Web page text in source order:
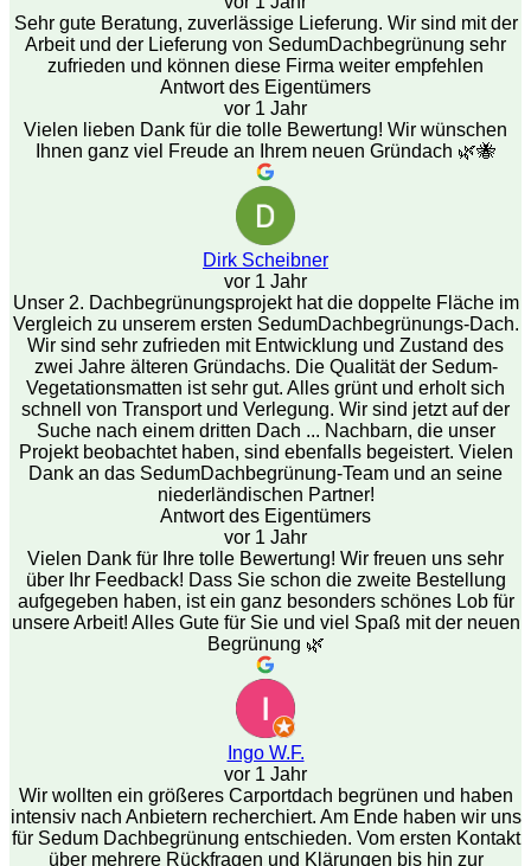
Sehr gute Beratung, zuverlässige Lieferung. Wir sind mit der
Arbeit und der Lieferung von SedumDachbegrünung sehr
zufrieden und können diese Firma weiter empfehlen
Antwort des Eigentümers
vor 1 Jahr
Vielen lieben Dank für die tolle Bewertung! Wir wünschen
Ihnen ganz viel Freude an Ihrem neuen Gründach 🌿🐝
Dirk Scheibner
vor 1 Jahr
Unser 2. Dachbegrünungsprojekt hat die doppelte Fläche im
Vergleich zu unserem ersten SedumDachbegrünungs-Dach.
Wir sind sehr zufrieden mit Entwicklung und Zustand des
zwei Jahre älteren Gründachs. Die Qualität der Sedum-
Vegetationsmatten ist sehr gut. Alles grünt und erholt sich
schnell von Transport und Verlegung. Wir sind jetzt auf der
Suche nach einem dritten Dach ... Nachbarn, die unser
Projekt beobachtet haben, sind ebenfalls begeistert. Vielen
Dank an das SedumDachbegrünung-Team und an seine
niederländischen Partner!
Antwort des Eigentümers
vor 1 Jahr
Vielen Dank für Ihre tolle Bewertung! Wir freuen uns sehr
über Ihr Feedback! Dass Sie schon die zweite Bestellung
aufgegeben haben, ist ein ganz besonders schönes Lob für
unsere Arbeit! Alles Gute für Sie und viel Spaß mit der neuen
Begrünung 🌿
Ingo W.F.
vor 1 Jahr
Wir wollten ein größeres Carportdach begrünen und haben
intensiv nach Anbietern recherchiert. Am Ende haben wir uns
für Sedum Dachbegrünung entschieden. Vom ersten Kontakt
über mehrere Rückfragen und Klärungen bis hin zur